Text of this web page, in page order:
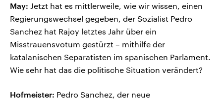
May: Jetzt hat es mittlerweile, wie wir wissen, einen
Regierungswechsel gegeben, der Sozialist Pedro
Sanchez hat Rajoy letztes Jahr über ein
Misstrauensvotum gestürzt – mithilfe der
katalanischen Separatisten im spanischen Parlament.
Wie sehr hat das die politische Situation verändert?
Hofmeister: Pedro Sanchez, der neue